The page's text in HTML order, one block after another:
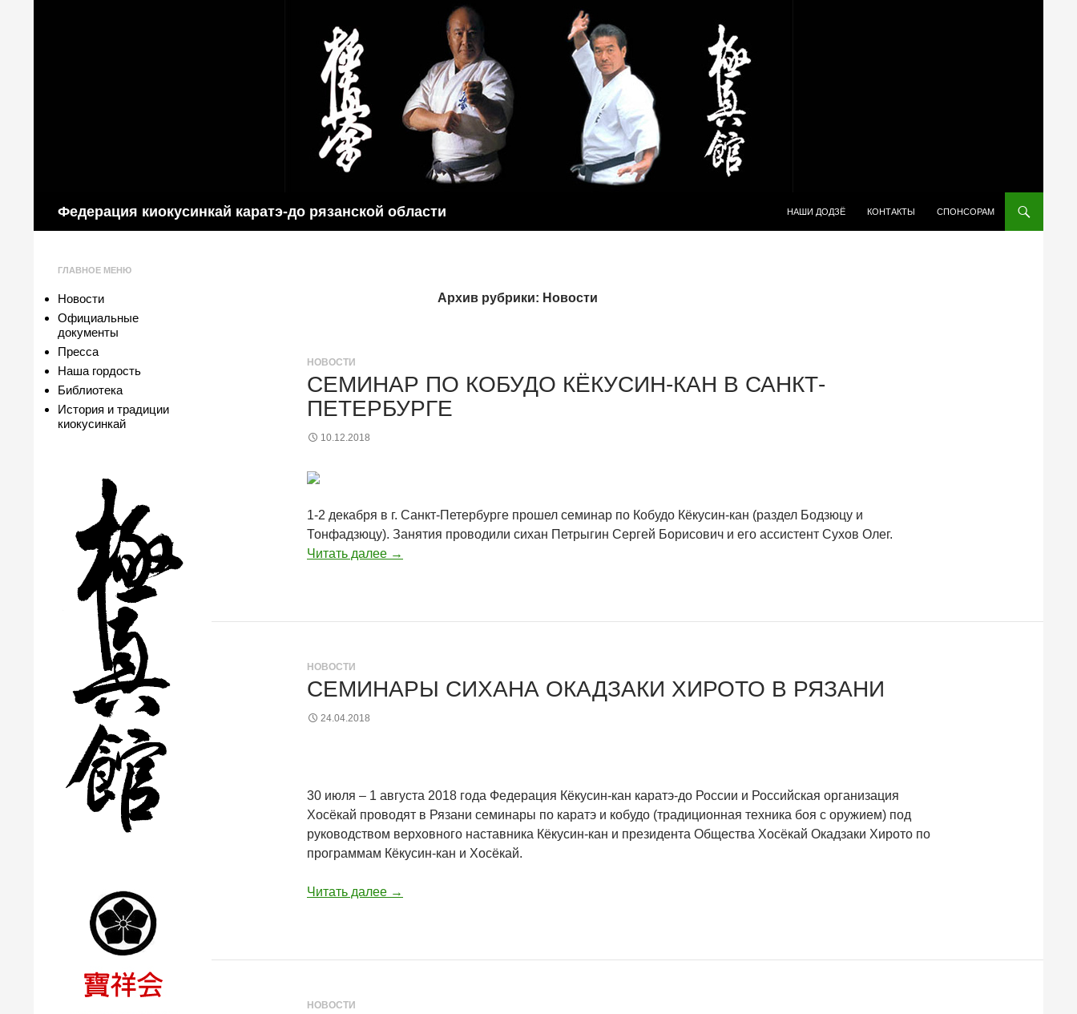
Федерация киокусинкай каратэ-до рязанской области
НАШИ ДОДЗЁ
КОНТАКТЫ СПОНСОРАМ
Архив рубрики: Новости
НОВОСТИ
СЕМИНАР ПО КОБУДО КЁКУСИН-КАН В САНКТ-
ПЕТЕРБУРГЕ
10.12.2018
1-2 декабря в г. Санкт-Петербурге прошел семинар по Кобудо Кёкусин-кан (раздел Бодзюцу и
Тонфадзюцу). Занятия проводили cихан Петрыгин Сергей Борисович и его ассистент Сухов Олег.
Читать далее →
НОВОСТИ
СЕМИНАРЫ СИХАНА ОКАДЗАКИ ХИРОТО В РЯЗАНИ
24.04.2018
30 июля – 1 августа 2018 года Федерация Кёкусин-кан каратэ-до России и Российская организация
Хосёкай проводят в Рязани семинары по каратэ и кобудо (традиционная техника боя с оружием) под
руководством верховного наставника Кёкусин-кан и президента Общества Хосёкай Окадзаки Хирото по
программам Кёкусин-кан и Хосёкай.
Читать далее →
НОВОСТИ
ГЛАВНОЕ МЕНЮ
Новости
Официальные
документы
Пресса
Наша гордость
Библиотека
История и традиции
киокусинкай